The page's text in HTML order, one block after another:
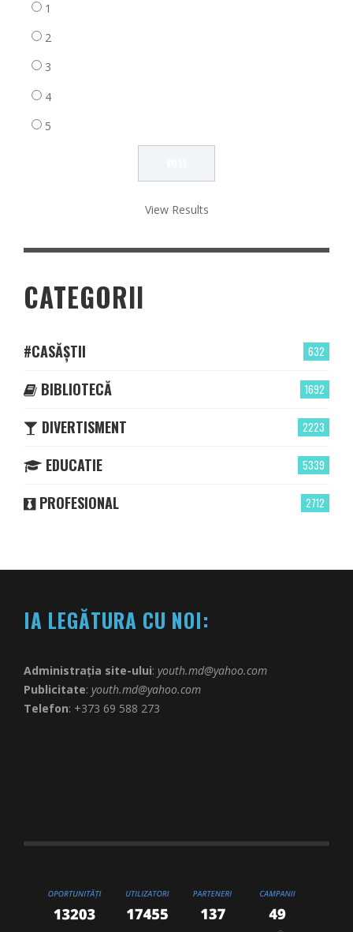
1
2
3
4
5
View Results
CATEGORII
632
#CASĂȘTII
1692
BIBLIOTECĂ
2223
DIVERTISMENT
5339
EDUCATIE
2712
PROFESIONAL
IA LEGĂTURA CU NOI:
Administrația site-ului: youth.md@yahoo.com
Publicitate: youth.md@yahoo.com
Telefon: +373 69 588 273